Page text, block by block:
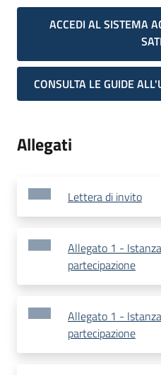
ACCEDI AL SISTEMA
CONSULTA LE GUIDE
Allegati
Lettera di invito
Allegato 1 -
partecipazione
Allegato 1 -
partecipazione